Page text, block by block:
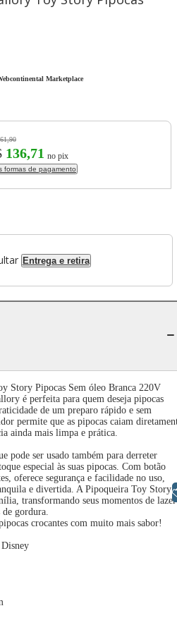
Marketplace
136,71 no pix
formas de pagamento
Entrega e retira
Story Pipocas Sem óleo Branca 220V
é perfeita para quem deseja pipocas
de um preparo rápido e sem
permite que as pipocas caiam
ainda mais limpa e prática.
pode ser usado também para derreter
especial às suas pipocas. Com botão
oferece segurança e facilidade no uso,
e divertida. A Pipoqueira Toy Story
transformando seus momentos de lazer
gordura.
crocantes com muito mais sabor!
Libras